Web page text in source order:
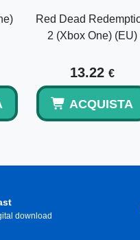
Red Dead
2 (Xbox One) (EU)
13.22 €
ACQUISTA
download